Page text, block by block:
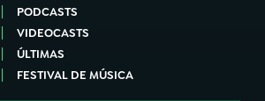
PODCASTS
VIDEOCASTS
ÚLTIMAS
FESTIVAL DE MÚSICA